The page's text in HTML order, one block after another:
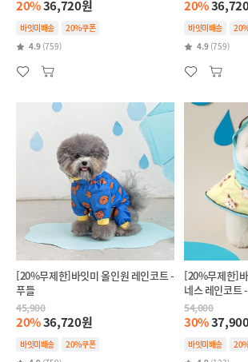
20%36,720원
바잇미배송
20%쿠폰
4.9 (759)
20%
바잇미배송
4.9 (759)
[20%무제한]바잇미 올인원 레인코트 -
푸들
45,900
20%36,720원
바잇미배송
20%쿠폰
[20%무제한]
네스 레인코트
54,000
30%
바잇미배송